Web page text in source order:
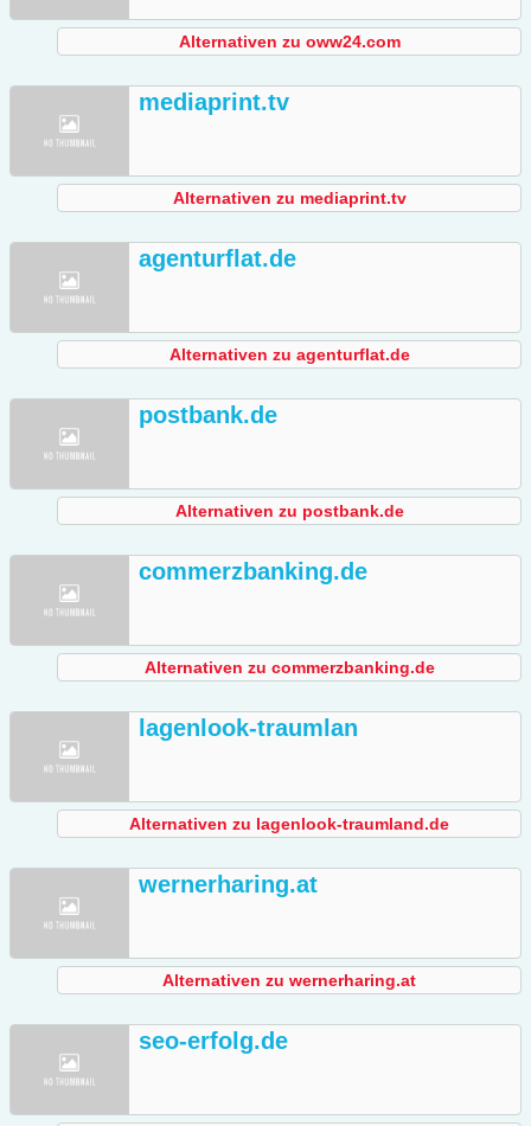
Alternativen zu oww24.com
mediaprint.tv
Alternativen zu mediaprint.tv
agenturflat.de
Alternativen zu agenturflat.de
postbank.de
Alternativen zu postbank.de
commerzbanking.de
Alternativen zu commerzbanking.de
lagenlook-traumlan
Alternativen zu lagenlook-traumland.de
wernerharing.at
Alternativen zu wernerharing.at
seo-erfolg.de